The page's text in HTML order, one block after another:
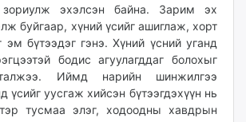
эхэлсэн байна. Зарим эх
буйгаар, хүний үсийг ашиглаж, хорт
бүтээдэг гэнэ. Хүний үсний уганд
бодис агуулагддаг болохыг
Иймд нарийн шинжилгээ
үсийг уусгаж хийсэн бүтээгдэхүүн нь
тусмаа элэг, ходоодны хавдрын